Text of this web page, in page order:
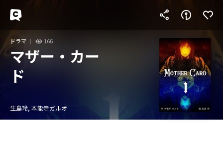
ドラマ 166
マザー・カー
ド
生島玲, 本能寺ガルオ